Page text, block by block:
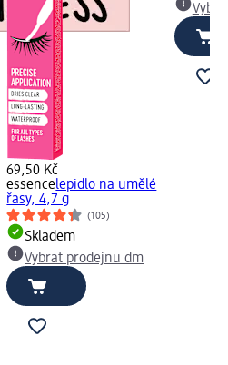
69,50 Kč
essencelepidlo na umělé
řasy, 4,7 g
(105)
Skladem
Vybrat prodejnu dm